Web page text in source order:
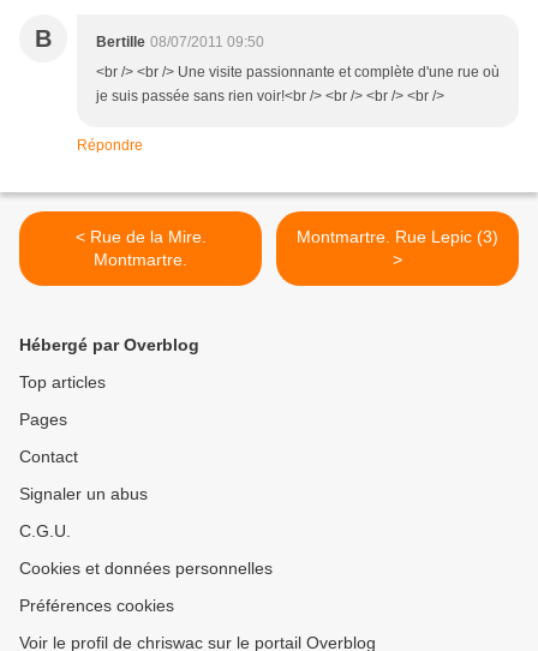
B Bertille 08/07/2011 09:50
<br /> <br /> Une visite passionnante et complète d'une rue où
je suis passée sans rien voir!<br /> <br /> <br /> <br />
Répondre
< Rue de la Mire.
Montmartre.
Montmartre. Rue Lepic (3)
>
Hébergé par Overblog
Top articles
Pages
Contact
Signaler un abus
C.G.U.
Cookies et données personnelles
Préférences cookies
Voir le profil de chriswac sur le portail Overblog